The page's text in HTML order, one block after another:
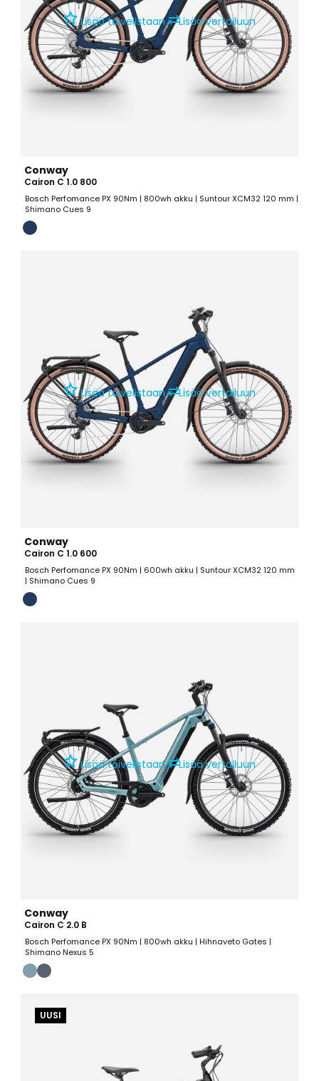
Lisää toivelistaan⇄Lisää vertailuun
Conway
Cairon C 1.0 800
Bosch Perfomance PX 90Nm | 800wh akku | Suntour XCM32 120 mm |
Shimano Cues 9
Lisää toivelistaan⇄Lisää vertailuun
Conway
Cairon C 1.0 600
Bosch Perfomance PX 90Nm | 600wh akku | Suntour XCM32 120 mm
| Shimano Cues 9
Lisää toivelistaan⇄Lisää vertailuun
Conway
Cairon C 2.0 B
Bosch Perfomance PX 90Nm | 800wh akku | Hihnaveto Gates |
Shimano Nexus 5
UUSI